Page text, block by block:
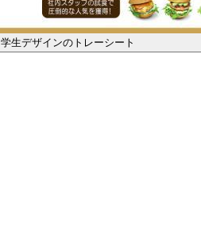
学生デザインのトレーシート